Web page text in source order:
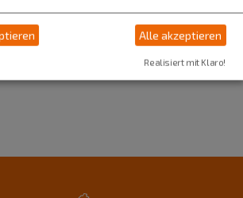
Alle akzeptieren
Realisiert mit Klaro!